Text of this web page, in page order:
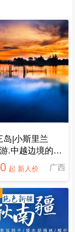
团日期：2025-12-06
很满意
很满意
行程安排和登
杖，途中主动
孩，简直是全
团日期：2025-12-06
很满意